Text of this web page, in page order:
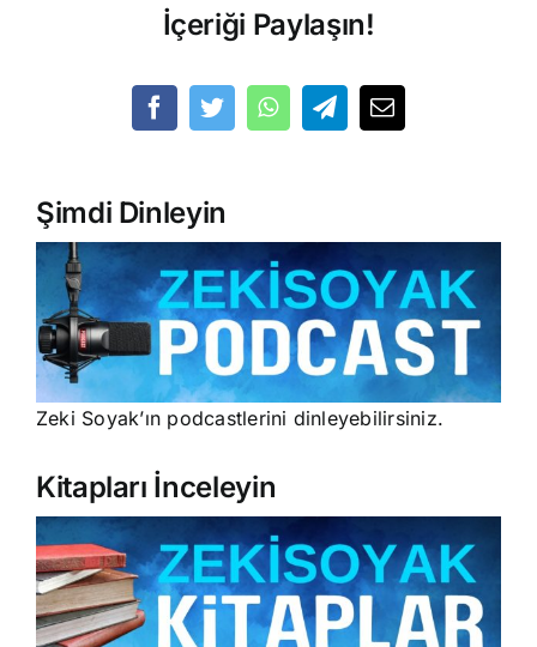
İçeriği Paylaşın!
Şimdi Dinleyin
Zeki Soyak’ın podcastlerini dinleyebilirsiniz.
Kitapları İnceleyin